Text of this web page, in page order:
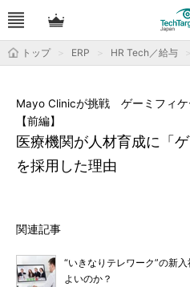
トップ ERP HR Tech／給与
医療機関が人材育成に「
を採用した理由
Mayo Clinicが挑戦 ゲーミフィケ
【前編】
関連記事
“いきなりテレワーク”の新
よいのか？